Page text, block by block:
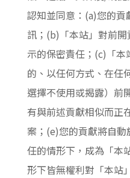
認知並同意：(a)您的
訊；(b)「本站」對前
示的保密責任；(c)「本
的、以任何方式、在任
選擇不使用或揭露）前
有與前述貢獻相似而正
案；(e)您的貢獻將自
任的情形下，成為「本
形下皆無權利對「本站